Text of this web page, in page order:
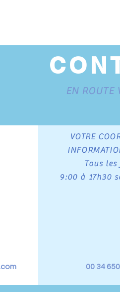
EN ROUTE
VOTRE
Tous
9:00 à 17h30
00 34